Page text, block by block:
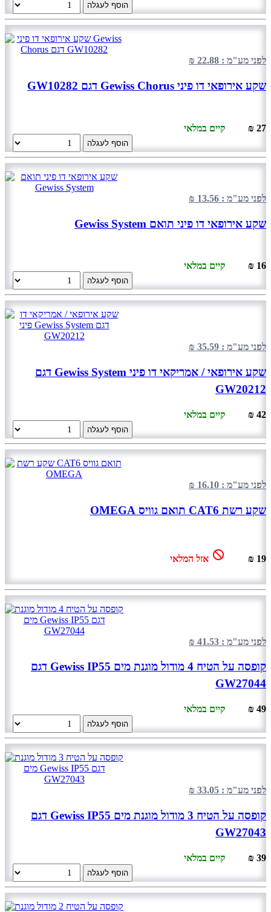
הוסף לעגלה
לפני מע"מ : 22.88 ₪
שקע אירופאי דו פיני Gewiss Chorus דגם GW10282
27 ₪ קיים במלאי
הוסף לעגלה
לפני מע"מ : 13.56 ₪
שקע אירופאי דו פיני תואם Gewiss System
16 ₪ קיים במלאי
הוסף לעגלה
לפני מע"מ : 35.59 ₪
שקע אירופאי / אמריקאי דו פיני Gewiss System דגם
GW20212
42 ₪ קיים במלאי
הוסף לעגלה
לפני מע"מ : 16.10 ₪
שקע רשת CAT6 תואם גוויס OMEGA
19 ₪ אזל המלאי
לפני מע"מ : 41.53 ₪
קופסה על הטיח 4 מודול מוגנת מים Gewiss IP55 דגם
GW27044
49 ₪ קיים במלאי
הוסף לעגלה
לפני מע"מ : 33.05 ₪
קופסה על הטיח 3 מודול מוגנת מים Gewiss IP55 דגם
GW27043
39 ₪ קיים במלאי
הוסף לעגלה